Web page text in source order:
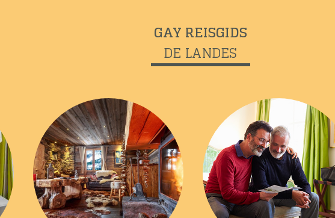
GAY REISGIDS
DE LANDES